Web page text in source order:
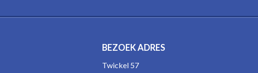
BEZOEK ADRES
Twickel 57